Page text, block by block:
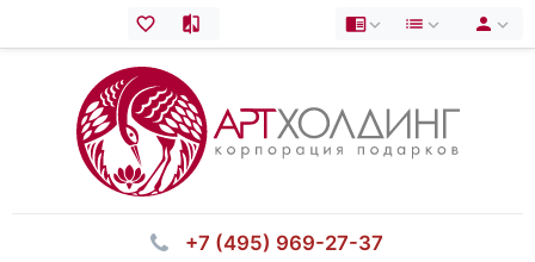
⠀+7 (495) 969-27-37